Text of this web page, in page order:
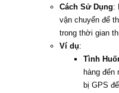
Cách Sử Dụng:
vận chuyển để
trong thời gian
Ví dụ:
Tình
hàng
bị GPS